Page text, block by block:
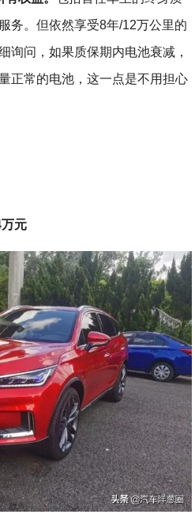
务。但依然享受8年/12万公里的
询问，如果质保期内电池衰减，
正常的电池，这一点是不用担心
元